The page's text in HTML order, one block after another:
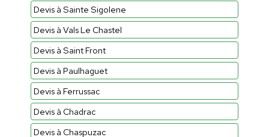
Devis à Sainte Sigolene
Devis à Vals Le Chastel
Devis à Saint Front
Devis à Paulhaguet
Devis à Ferrussac
Devis à Chadrac
Devis à Chaspuzac